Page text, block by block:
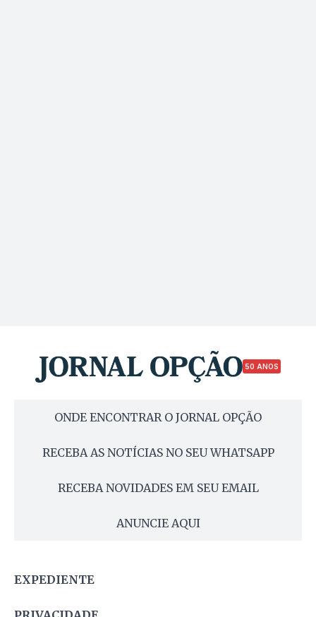
50 ANOS
ONDE ENCONTRAR O JORNAL OPÇÃO
RECEBA AS NOTÍCIAS NO SEU WHATSAPP
RECEBA NOVIDADES EM SEU EMAIL
ANUNCIE AQUI
EXPEDIENTE